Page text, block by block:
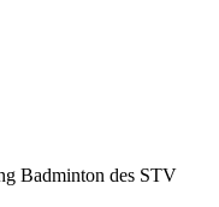
Badminton des STV